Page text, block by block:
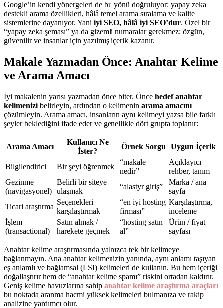
Google’in kendi yönergeleri de bu yönü doğruluyor: yapay zeka
destekli arama özellikleri, hâlâ temel arama sıralama ve kalite
sistemlerine dayanıyor. Yani iyi SEO, hâlâ iyi SEO’dur. Özel bir
“yapay zeka şeması” ya da gizemli numaralar gerekmez; özgün,
güvenilir ve insanlar için yazılmış içerik kazanır.
Makale Yazmadan Önce: Anahtar Kelime
ve Arama Amacı
İyi makalenin yarısı yazmadan önce biter. Önce hedef anahtar
kelimenizi belirleyin, ardından o kelimenin arama amacını
çözümleyin. Arama amacı, insanların aynı kelimeyi yazsa bile farklı
şeyler beklediğini ifade eder ve genellikle dört grupta toplanır:
Arama Amacı
Kullanıcı Ne
İster?
Örnek Sorgu Uygun İçerik
Bilgilendirici Bir şeyi öğrenmek
“makale
nedir”
Açıklayıcı
rehber, tanım
Gezinme
(navigasyonel)
Belirli bir siteye
ulaşmak
“alastyr giriş”
Marka / ana
sayfa
Ticari araştırma
Seçenekleri
karşılaştırmak
“en iyi hosting
firması”
Karşılaştırma,
inceleme
İşlem
(transactional)
Satın almak /
harekete geçmek
“hosting satın
al”
Ürün / fiyat
sayfası
Anahtar kelime araştırmasında yalnızca tek bir kelimeye
bağlanmayın. Ana anahtar kelimenizin yanında, aynı anlamı taşıyan
eş anlamlı ve bağlamsal (LSI) kelimeleri de kullanın. Bu hem içeriği
doğallaştırır hem de “anahtar kelime spamı” riskini ortadan kaldırır.
Geniş kelime havuzlarına sahip anahtar kelime araştırma araçları
bu noktada aranma hacmi yüksek kelimeleri bulmanıza ve rakip
analizine yardımcı olur.